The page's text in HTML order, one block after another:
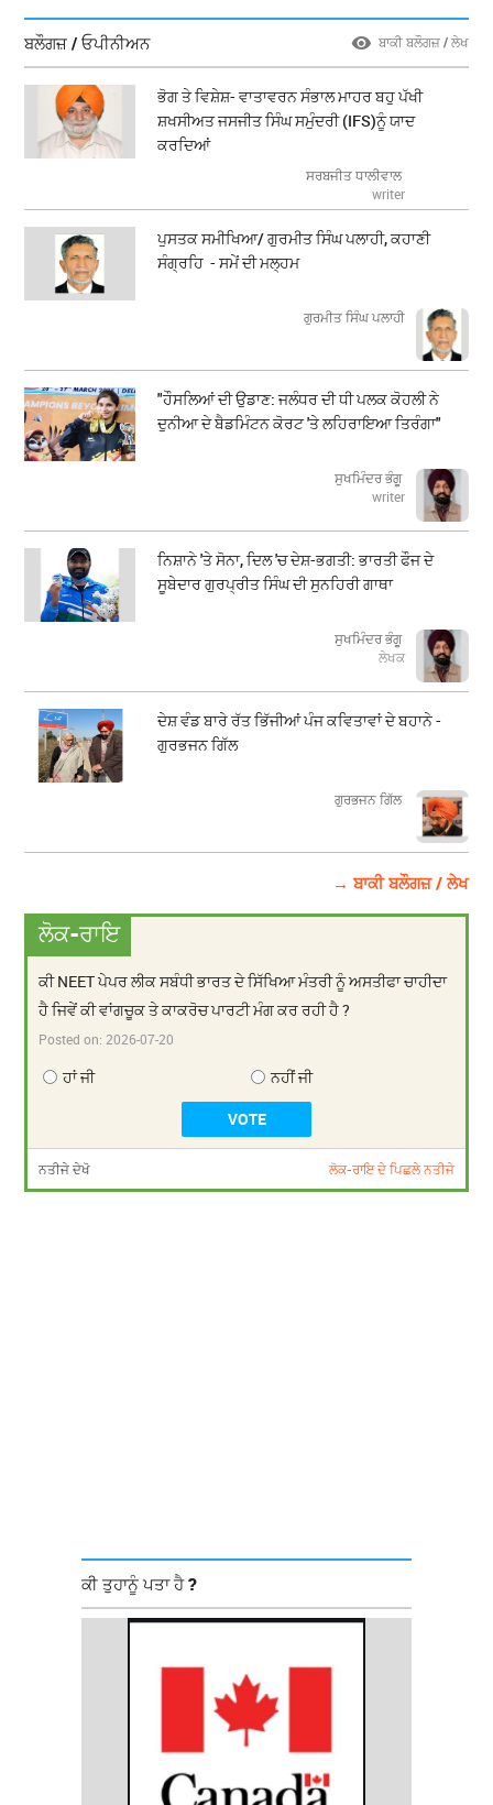
ਬਲੌਗਜ਼ / ਓਪੀਨੀਅਨ ਬਾਕੀ ਬਲੌਗਜ਼ / ਲੇਖ
ਭੋਗ ਤੇ ਵਿਸ਼ੇਸ਼- ਵਾਤਾਵਰਨ ਸੰਭਾਲ ਮਾਹਰ ਬਹੁ ਪੱਖੀ
ਸ਼ਖਸੀਅਤ ਜਸਜੀਤ ਸਿੰਘ ਸਮੁੰਦਰੀ (IFS)ਨੂੰ ਯਾਦ
ਕਰਦਿਆਂ
ਸਰਬਜੀਤ ਧਾਲੀਵਾਲ
writer
ਪੁਸਤਕ ਸਮੀਖਿਆ/ ਗੁਰਮੀਤ ਸਿੰਘ ਪਲਾਹੀ, ਕਹਾਣੀ
ਸੰਗ੍ਰਹਿ - ਸਮੇਂ ਦੀ ਮਲ੍ਹਮ
ਗੁਰਮੀਤ ਸਿੰਘ ਪਲਾਹੀ
"ਹੌਸਲਿਆਂ ਦੀ ਉਡਾਣ: ਜਲੰਧਰ ਦੀ ਧੀ ਪਲਕ ਕੋਹਲੀ ਨੇ
ਦੁਨੀਆ ਦੇ ਬੈਡਮਿੰਟਨ ਕੋਰਟ 'ਤੇ ਲਹਿਰਾਇਆ ਤਿਰੰਗਾ"
ਸੁਖਮਿੰਦਰ ਭੰਗੂ
writer
ਨਿਸ਼ਾਨੇ 'ਤੇ ਸੋਨਾ, ਦਿਲ 'ਚ ਦੇਸ਼-ਭਗਤੀ: ਭਾਰਤੀ ਫੌਜ ਦੇ
ਸੂਬੇਦਾਰ ਗੁਰਪ੍ਰੀਤ ਸਿੰਘ ਦੀ ਸੁਨਹਿਰੀ ਗਾਥਾ
ਸੁਖਮਿੰਦਰ ਭੰਗੂ
ਲੇਖਕ
ਦੇਸ਼ ਵੰਡ ਬਾਰੇ ਰੱਤ ਭਿੱਜੀਆਂ ਪੰਜ ਕਵਿਤਾਵਾਂ ਦੇ ਬਹਾਨੇ -
ਗੁਰਭਜਨ ਗਿੱਲ
​​​​​​​ਗੁਰਭਜਨ ਗਿੱਲ
→ ਬਾਕੀ ਬਲੌਗਜ਼ / ਲੇਖ
ਲੋਕ-ਰਾਇ
ਕੀ NEET ਪੇਪਰ ਲੀਕ ਸਬੰਧੀ ਭਾਰਤ ਦੇ ਸਿੱਖਿਆ ਮੰਤਰੀ ਨੂੰ ਅਸਤੀਫਾ ਚਾਹੀਦਾ
ਹੈ ਜਿਵੇਂ ਕੀ ਵਾਂਗਚੂਕ ਤੇ ਕਾਕਰੋਚ ਪਾਰਟੀ ਮੰਗ ਕਰ ਰਹੀ ਹੈ ?
Posted on:2026-07-20
ਹਾਂ ਜੀ ਨਹੀਂ ਜੀ
ਨਤੀਜੇ ਦੇਖੋ ਲੋਕ-ਰਾਇ ਦੇ ਪਿਛਲੇ ਨਤੀਜੇ
ਕੀ ਤੁਹਾਨੂੰ ਪਤਾ ਹੈ ?